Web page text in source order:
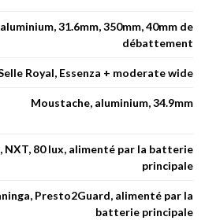
31.6mm, 350mm, 40mm de
débattement
Royal, Essenza + moderate wide
Moustache, aluminium, 34.9mm
NXT, 80 lux, alimenté par la batterie
principale
Presto2Guard, alimenté par la
batterie principale